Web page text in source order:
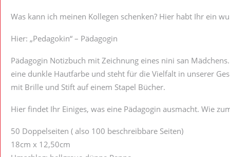
Was kann ich meinen Kollegen schenken? Hier habt Ihr ein
Hier: „Pedagokin“ – Pädagogin
Pädagogin Notizbuch mit Zeichnung eines nini san
eine dunkle Hautfarbe und steht für die Vielfalt in unserer
mit Brille und Stift auf einem Stapel Bücher.
Hier findet Ihr Einiges, was eine Pädagogin ausmacht. Wie
50 Doppelseiten ( also 100 beschreibbare Seiten)
18cm x 12,50cm